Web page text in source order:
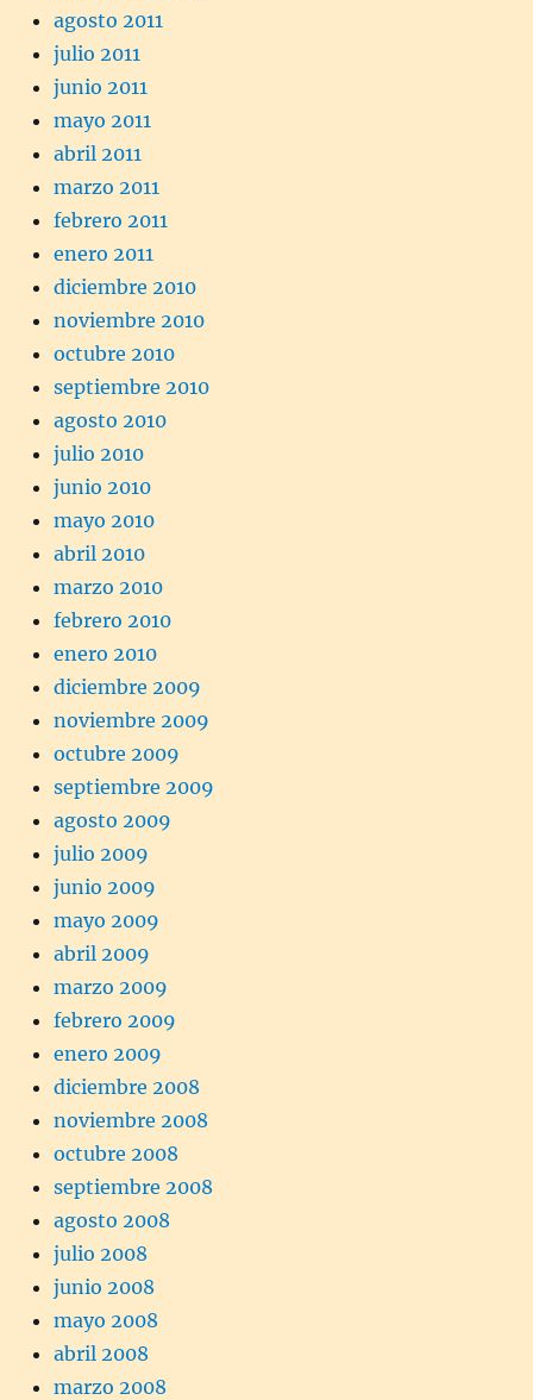
agosto 2011
julio 2011
junio 2011
mayo 2011
abril 2011
marzo 2011
febrero 2011
enero 2011
diciembre 2010
noviembre 2010
octubre 2010
septiembre 2010
agosto 2010
julio 2010
junio 2010
mayo 2010
abril 2010
marzo 2010
febrero 2010
enero 2010
diciembre 2009
noviembre 2009
octubre 2009
septiembre 2009
agosto 2009
julio 2009
junio 2009
mayo 2009
abril 2009
marzo 2009
febrero 2009
enero 2009
diciembre 2008
noviembre 2008
octubre 2008
septiembre 2008
agosto 2008
julio 2008
junio 2008
mayo 2008
abril 2008
marzo 2008